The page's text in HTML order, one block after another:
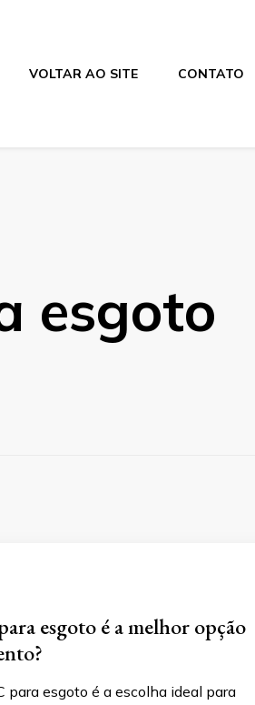
VOLTAR AO SITE CONTATO
esgoto
esgoto é a melhor opção
para esgoto é a escolha ideal para